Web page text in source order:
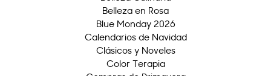
Belleza en Rosa
Blue Monday 2026
Calendarios de Navidad
Clásicos y Noveles
Color Terapia